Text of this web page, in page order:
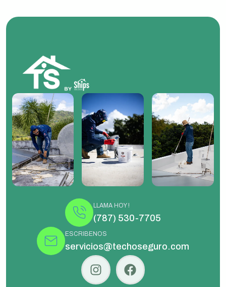
LLAMA HOY !
(787) 530-7705
ESCRIBENOS
servicios@techoseguro.com